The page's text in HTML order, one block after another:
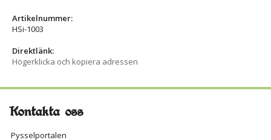
Artikelnummer:
HSi-1003
Direktlänk:
Högerklicka och kopiera adressen
Kontakta oss
Pysselportalen